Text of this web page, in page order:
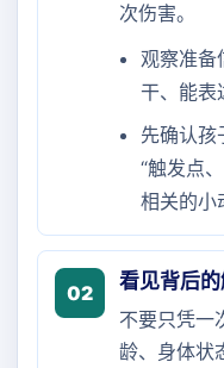
次伤害。
观察准备
干、能表
先确认孩
“触发点
相关的小
02
看见背后
不要只凭一
龄、身体状